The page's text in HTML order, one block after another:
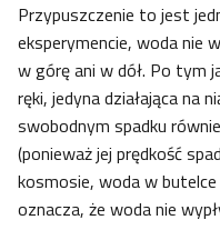
Przypuszczenie to jest
eksperymencie, woda nie
w górę ani w dół. Po tym
ręki, jedyna działająca na
swobodnym spadku
(ponieważ jej prędkość
kosmosie, woda w butelce
oznacza, że woda nie